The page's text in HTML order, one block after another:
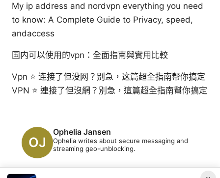
My ip address and nordvpn everything you need
to know: A Complete Guide to Privacy, speed,
andaccess
国内可以使用的vpn：全面指南與實用比較
Vpn ⭐ 连接了但没网？别急，这篇超全指南帮你搞定
VPN ⭐ 連接了但沒網？別急，這篇超全指南幫你搞定
Ophelia Jansen
Ophelia writes about secure messaging and
streaming geo-unblocking.